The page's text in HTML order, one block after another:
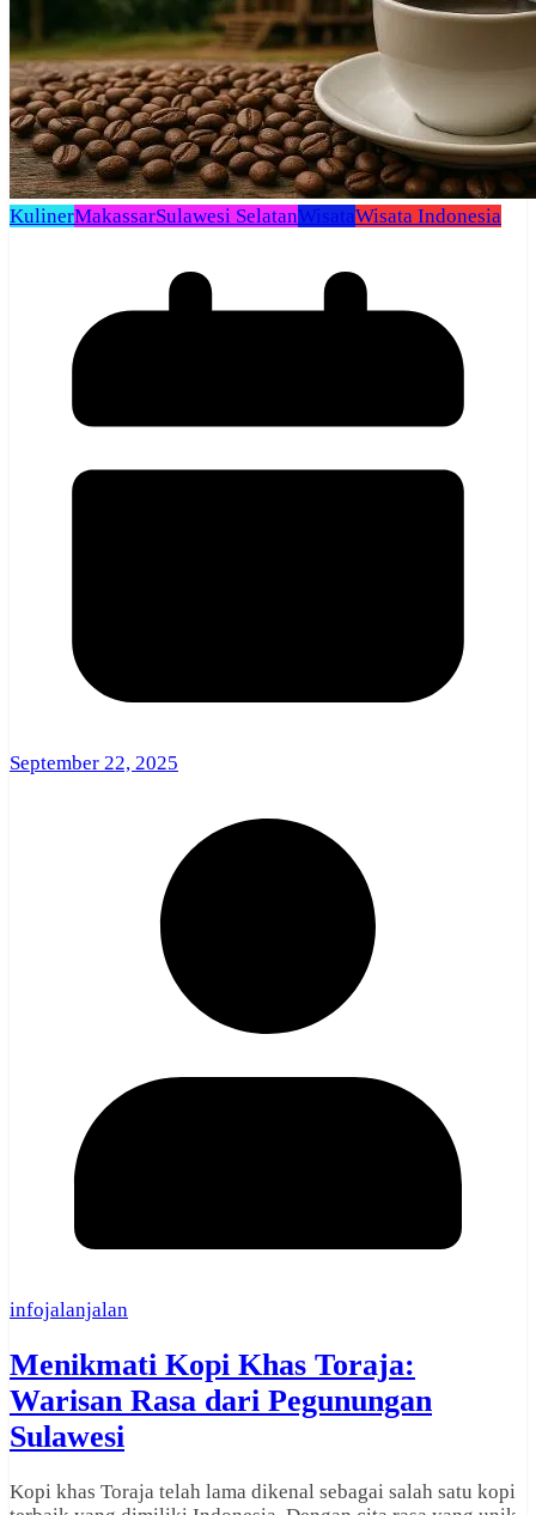
KulinerMakassarSulawesi SelatanWisataWisata Indonesia
September 22, 2025
infojalanjalan
Menikmati Kopi Khas Toraja:
Warisan Rasa dari Pegunungan
Sulawesi
Kopi khas Toraja telah lama dikenal sebagai salah satu kopi